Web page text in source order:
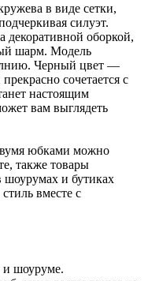
в виде сетки,
силуэт.
оборкой,
шарм. Модель
Черный цвет —
сочетается с
настоящим
вам выглядеть
юбками можно
также товары
и бутиках
вместе с
и шоуруме.